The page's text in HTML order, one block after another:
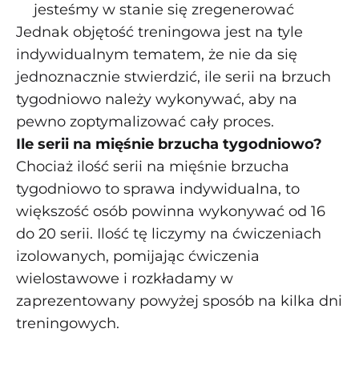
jesteśmy w stanie się zregenerować
Jednak objętość treningowa jest na tyle
indywidualnym tematem, że nie da się
jednoznacznie stwierdzić, ile serii na brzuch
tygodniowo należy wykonywać, aby na
pewno zoptymalizować cały proces.
Ile serii na mięśnie brzucha tygodniowo?
Chociaż ilość serii na mięśnie brzucha
tygodniowo to sprawa indywidualna, to
większość osób powinna wykonywać od 16
do 20 serii. Ilość tę liczymy na ćwiczeniach
izolowanych, pomijając ćwiczenia
wielostawowe i rozkładamy w
zaprezentowany powyżej sposób na kilka dni
treningowych.